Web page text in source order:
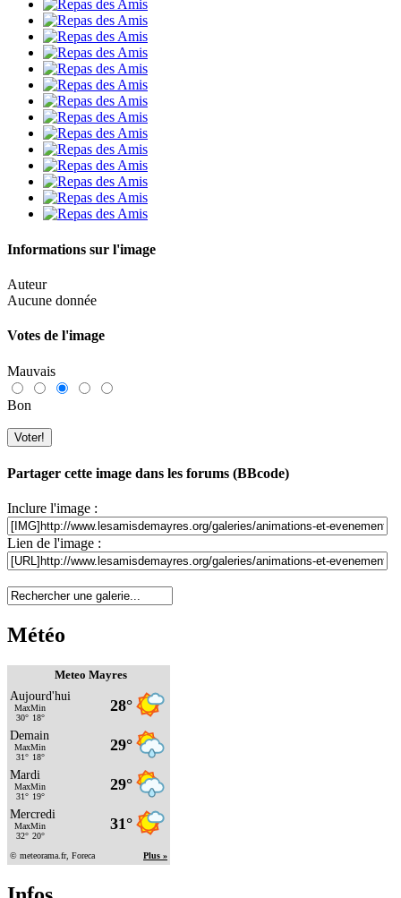
Informations sur l'image
Auteur
Aucune donnée
Votes de l'image
Mauvais
Bon
Partager cette image dans les forums (BBcode)
Inclure l'image :
Lien de l'image :
Météo
Meteo Mayres